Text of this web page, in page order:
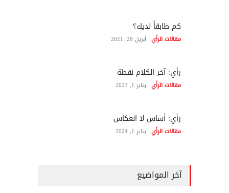
كم طابقاً لديك؟
مقالات الرأي أبريل 28, 2021
رأي: آخر الكلام نقطة
مقالات الرأي يناير 1, 2023
رأي: أساس لا انعكاس
مقالات الرأي يناير 1, 2024
آخر المواضيع